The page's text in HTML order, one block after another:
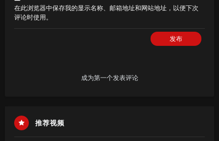
在此浏览器中保存我的显示名称、邮箱地址和网站地址，以便下次
评论时使用。
发布
成为第一个发表评论
推荐视频